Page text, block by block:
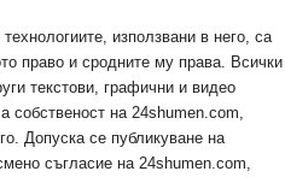
използвани в него, са
право и сродните му права. Всички
текстови, графични и видео
собственост на 24shumen.com,
Допуска се публикуване на
съгласие на 24shumen.com,